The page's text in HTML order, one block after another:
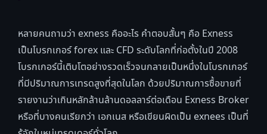
หลายคนถามว่า exness คืออะไร คำตอบสั้นๆ คือ Exness
เป็นโบรกเกอร์ forex และ CFD ระดับโลกที่ก่อตั้งในปี 2008
โบรกเกอร์นี้เติบโตอย่างรวดเร็วจนกลายเป็นหนึ่งในโบรกเกอร์
ที่มีปริมาณการเทรดสูงที่สุดในโลก ด้วยปริมาณการซื้อขายที่
รายงานว่าเกินหลักล้านล้านดอลลาร์ต่อเดือน Exness Broker
หรือที่บางคนเรียกว่า เอกเนส หรือเขียนผิดเป็น exnees เป็นที่